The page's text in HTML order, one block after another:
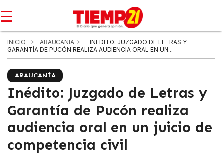
☰
INICIO ARAUCANÍA
INÉDITO: JUZGADO DE LETRAS Y
GARANTÍA DE PUCÓN REALIZA AUDIENCIA ORAL EN UN...
ARAUCANÍA
Inédito: Juzgado de Letras y
Garantía de Pucón realiza
audiencia oral en un juicio de
competencia civil